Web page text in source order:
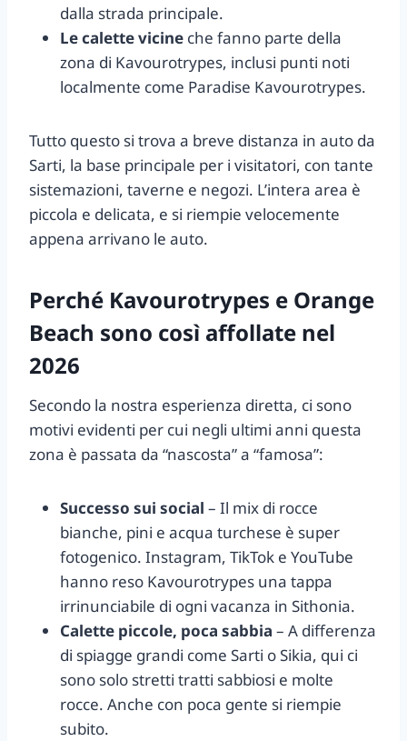
dalla strada principale.
Le calette vicine che fanno parte della
zona di Kavourotrypes, inclusi punti noti
localmente come Paradise Kavourotrypes.
Tutto questo si trova a breve distanza in auto da
Sarti, la base principale per i visitatori, con tante
sistemazioni, taverne e negozi. L’intera area è
piccola e delicata, e si riempie velocemente
appena arrivano le auto.
Perché Kavourotrypes e Orange
Beach sono così affollate nel
2026
Secondo la nostra esperienza diretta, ci sono
motivi evidenti per cui negli ultimi anni questa
zona è passata da “nascosta” a “famosa”:
Successo sui social – Il mix di rocce
bianche, pini e acqua turchese è super
fotogenico. Instagram, TikTok e YouTube
hanno reso Kavourotrypes una tappa
irrinunciabile di ogni vacanza in Sithonia.
Calette piccole, poca sabbia – A differenza
di spiagge grandi come Sarti o Sikia, qui ci
sono solo stretti tratti sabbiosi e molte
rocce. Anche con poca gente si riempie
subito.